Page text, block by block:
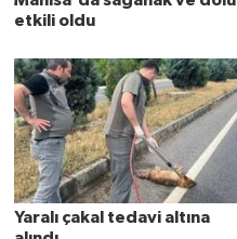
etkili oldu
Yaralı çakal tedavi altına